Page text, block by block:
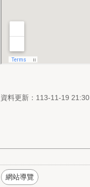
資料更新：113-11-19 21:30
網站導覽